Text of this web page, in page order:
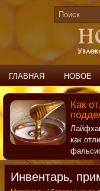
ГЛАВНАЯ НОВОЕ
ПОИСК КОНТАКТЫ
Как
как
Инвентарь,